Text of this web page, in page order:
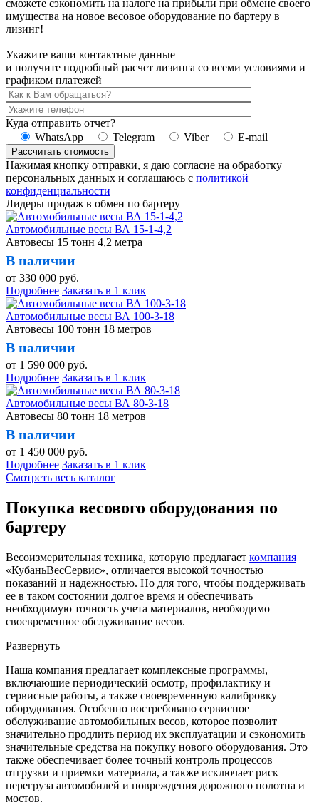
сможете сэкономить на налоге на прибыли при обмене своего
имущества на новое весовое оборудование по бартеру в
лизинг!
Укажите ваши контактные данные
и получите подробный расчет лизинга со всеми условиями и
графиком платежей
Куда отправить отчет?
WhatsApp
Telegram Viber E-mail
Рассчитать стоимость
Нажимая кнопку отправки, я даю согласие на обработку
персональных данных и соглашаюсь с политикой
конфиденциальности
Лидеры продаж в обмен по бартеру
Автомобильные весы ВА 15-1-4,2
Автовесы 15 тонн 4,2 метра
В наличии
от 330 000 руб.
Подробнее Заказать в 1 клик
Автомобильные весы ВА 100-3-18
Автовесы 100 тонн 18 метров
В наличии
от 1 590 000 руб.
Подробнее Заказать в 1 клик
Автомобильные весы ВА 80-3-18
Автовесы 80 тонн 18 метров
В наличии
от 1 450 000 руб.
Подробнее Заказать в 1 клик
Смотреть весь каталог
Покупка весового оборудования по
бартеру
Весоизмерительная техника, которую предлагает компания
«КубаньВесСервис», отличается высокой точностью
показаний и надежностью. Но для того, чтобы поддерживать
ее в таком состоянии долгое время и обеспечивать
необходимую точность учета материалов, необходимо
своевременное обслуживание весов.
Развернуть
Наша компания предлагает комплексные программы,
включающие периодический осмотр, профилактику и
сервисные работы, а также своевременную калибровку
оборудования. Особенно востребовано сервисное
обслуживание автомобильных весов, которое позволит
значительно продлить период их эксплуатации и сэкономить
значительные средства на покупку нового оборудования. Это
также обеспечивает более точный контроль процессов
отгрузки и приемки материала, а также исключает риск
перегруза автомобилей и повреждения дорожного полотна и
мостов.